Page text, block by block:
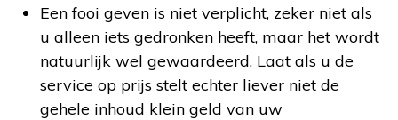
Een fooi geven is niet verplicht, zeker niet als
u alleen iets gedronken heeft, maar het wordt
natuurlijk wel gewaardeerd. Laat als u de
service op prijs stelt echter liever niet de
gehele inhoud klein geld van uw